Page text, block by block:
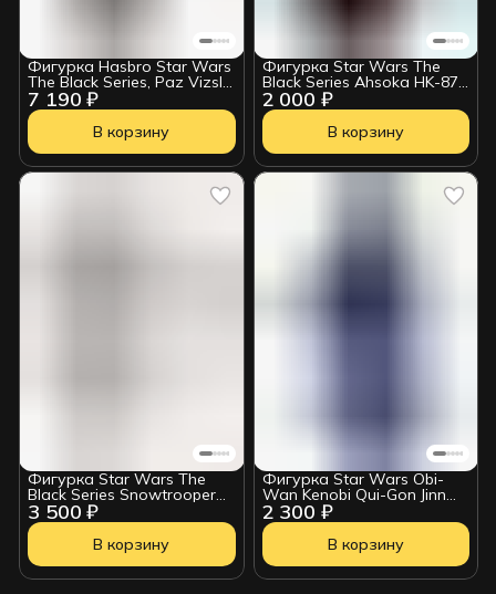
7 190 ₽
Фигурка Hasbro Star Wars
The Black Series, Paz Vizsla
(The Mandalorian)
5010996204004
В корзину
2 000 ₽
Фигурка Star Wars The
Black Series Ahsoka HK-87
Assassin Droid 212092
В корзину
3 500 ₽
Фигурка Star Wars The
Black Series Snowtrooper
214331
В корзину
2 300 ₽
Фигурка Star Wars Obi-
Wan Kenobi Qui-Gon Jinn
6210425
В корзину